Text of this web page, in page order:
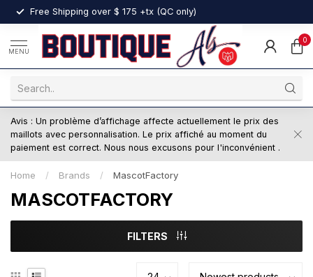
Free Shipping over $ 175 +tx (QC only)
MENU
0
Avis : Un problème d’affichage affecte actuellement le prix des
maillots avec personnalisation. Le prix affiché au moment du
paiement est correct. Nous nous excusons pour l'inconvénient .
Home / Brands / MascotFactory
MASCOTFACTORY
FILTERS